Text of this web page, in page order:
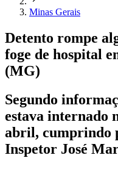
Minas Gerais
Detento rompe
foge de hospital
(MG)
Segundo
estava internado
abril, cumprindo
Inspetor José